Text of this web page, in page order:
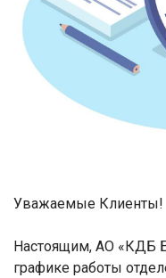
Уважаемые Клиенты!
Настоящим, АО «КДБ
графике работы